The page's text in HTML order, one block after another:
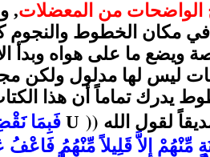
الواضحات من المعضلات,
مكان الخطوط
ويضع ما على هواه
ليس لها مدلول ولكن
تماماً أن هذا
لقول الله ))
U فَبِمَا
مِّنْهُمْ إِلاَّ قَلِيلاً مِّنْهُمُ